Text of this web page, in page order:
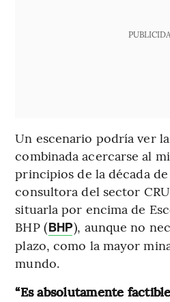
Un escenario podría ver
combinada acercarse al
principios de la década
consultora del sector
situarla por encima de
BHP (BHP), aunque no
plazo, como la mayor
mundo.
“Es absolutamente